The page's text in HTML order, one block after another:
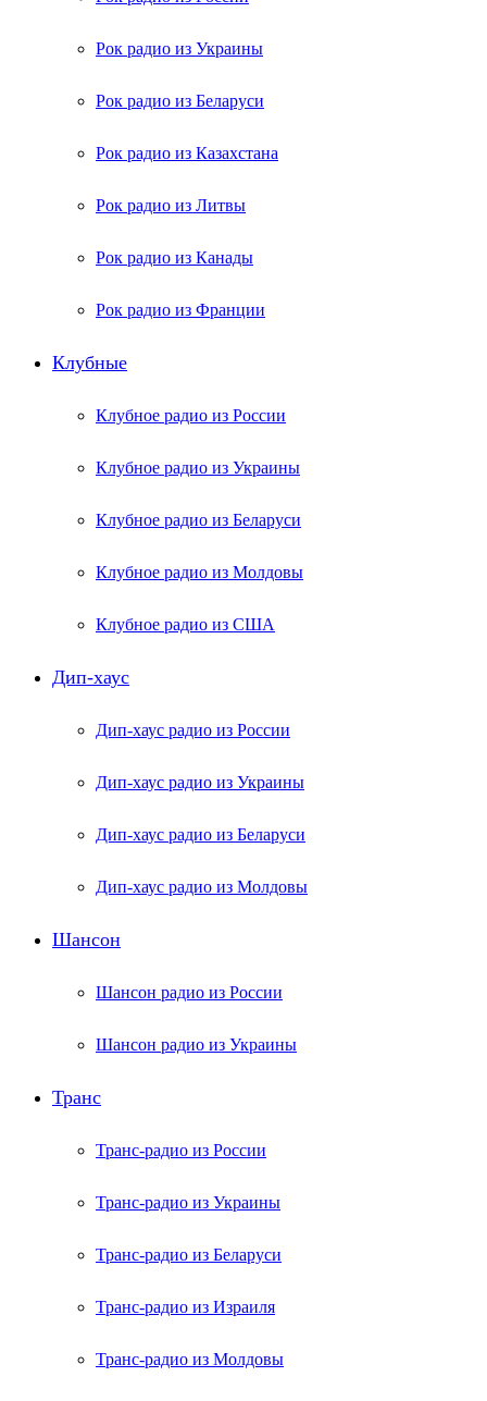
Рок радио из Украины
Рок радио из Беларуси
Рок радио из Казахстана
Рок радио из Литвы
Рок радио из Канады
Рок радио из Франции
Клубные
Клубное радио из России
Клубное радио из Украины
Клубное радио из Беларуси
Клубное радио из Молдовы
Клубное радио из США
Дип-хаус
Дип-хаус радио из России
Дип-хаус радио из Украины
Дип-хаус радио из Беларуси
Дип-хаус радио из Молдовы
Шансон
Шансон радио из России
Шансон радио из Украины
Транс
Транс-радио из России
Транс-радио из Украины
Транс-радио из Беларуси
Транс-радио из Израиля
Транс-радио из Молдовы